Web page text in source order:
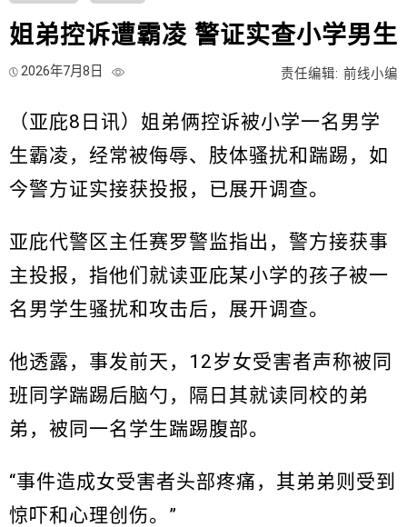
姐弟控诉遭霸凌 警证实查小学男生
2026年7月8日 责任编辑: 前线小编
（亚庇8日讯）姐弟俩控诉被小学一名男学
生霸凌，经常被侮辱、肢体骚扰和踹踢，如
今警方证实接获投报，已展开调查。
亚庇代警区主任赛罗警监指出，警方接获事
主投报，指他们就读亚庇某小学的孩子被一
名男学生骚扰和攻击后，展开调查。
他透露，事发前天，12岁女受害者声称被同
班同学踹踢后脑勺，隔日其就读同校的弟
弟，被同一名学生踹踢腹部。
“事件造成女受害者头部疼痛，其弟弟则受到
惊吓和心理创伤。”